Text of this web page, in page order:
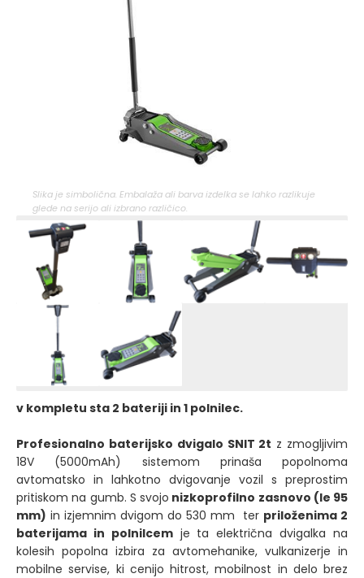
Slika je simbolična. Embalaža ali barva izdelka se lahko razlikuje
glede na serijo ali izbrano različico.
v kompletu sta 2 bateriji in 1 polnilec.
Profesionalno baterijsko dvigalo SNIT 2t z zmogljivim
18V (5000mAh) sistemom prinaša popolnoma
avtomatsko in lahkotno dvigovanje vozil s preprostim
pritiskom na gumb. S svojo nizkoprofilno zasnovo (le 95
mm) in izjemnim dvigom do 530 mm ter priloženima 2
baterijama in polnilcemje ta električna dvigalka na
kolesih popolna izbira za avtomehanike, vulkanizerje in
mobilne servise, ki cenijo hitrost, mobilnost in delo brez